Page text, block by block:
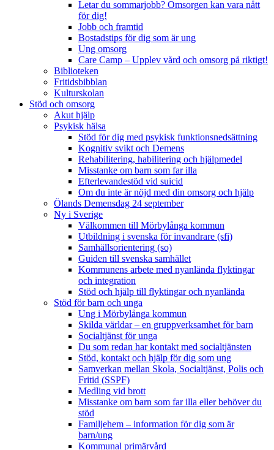
Letar du sommarjobb? Omsorgen kan vara nått
för dig!
Jobb och framtid
Bostadstips för dig som är ung
Ung omsorg
Care Camp – Upplev vård och omsorg på riktigt!
Biblioteken
Fritidsbibblan
Kulturskolan
Stöd och omsorg
Akut hjälp
Psykisk hälsa
Stöd för dig med psykisk funktionsnedsättning
Kognitiv svikt och Demens
Rehabilitering, habilitering och hjälpmedel
Misstanke om barn som far illa
Efterlevandestöd vid suicid
Om du inte är nöjd med din omsorg och hjälp
Ölands Demensdag 24 september
Ny i Sverige
Välkommen till Mörbylånga kommun
Utbildning i svenska för invandrare (sfi)
Samhällsorientering (so)
Guiden till svenska samhället
Kommunens arbete med nyanlända flyktingar
och integration
Stöd och hjälp till flyktingar och nyanlända
Stöd för barn och unga
Ung i Mörbylånga kommun
Skilda världar – en gruppverksamhet för barn
Socialtjänst för unga
Du som redan har kontakt med socialtjänsten
Stöd, kontakt och hjälp för dig som ung
Samverkan mellan Skola, Socialtjänst, Polis och
Fritid (SSPF)
Medling vid brott
Misstanke om barn som far illa eller behöver du
stöd
Familjehem – information för dig som är
barn/ung
Kommunal primärvård